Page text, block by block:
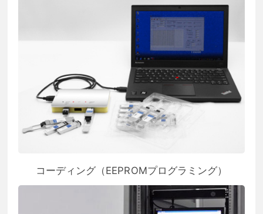
コーディング（EEPROMプログラミング）